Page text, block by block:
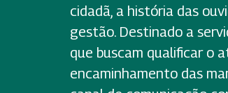
cidadã, a história das
gestão. Destinado a
que buscam qualificar o
encaminhamento das